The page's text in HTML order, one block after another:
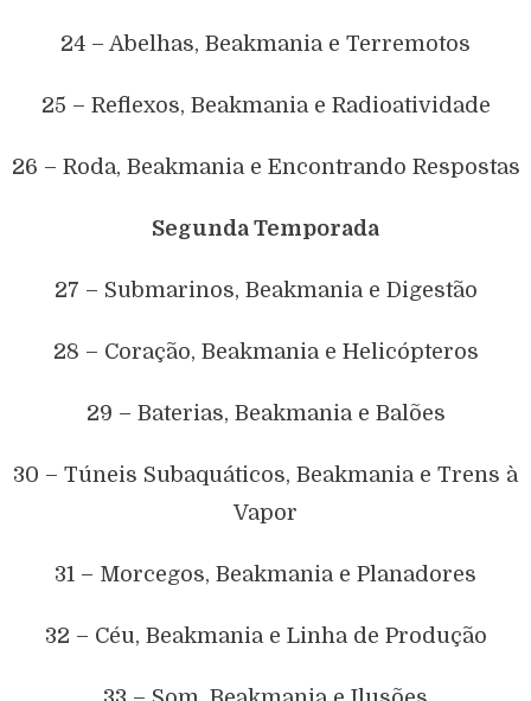
24 – Abelhas, Beakmania e Terremotos
25 – Reflexos, Beakmania e Radioatividade
26 – Roda, Beakmania e Encontrando Respostas
Segunda Temporada
27 – Submarinos, Beakmania e Digestão
28 – Coração, Beakmania e Helicópteros
29 – Baterias, Beakmania e Balões
30 – Túneis Subaquáticos, Beakmania e Trens à
Vapor
31 – Morcegos, Beakmania e Planadores
32 – Céu, Beakmania e Linha de Produção